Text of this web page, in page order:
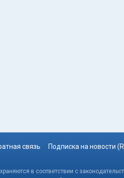
связь Подписка на новости
в соответствии с